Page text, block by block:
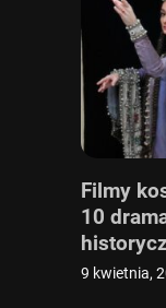
Filmy
10
9 kwietnia,